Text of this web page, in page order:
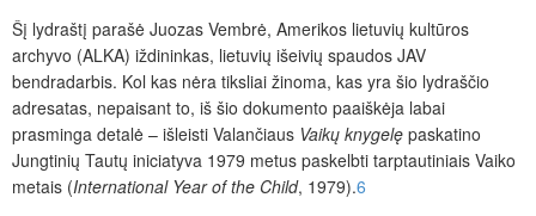
Šį lydraštį parašė Juozas Vembrė, Amerikos lietuvių kultūros
archyvo (ALKA) iždininkas, lietuvių išeivių spaudos JAV
bendradarbis. Kol kas nėra tiksliai žinoma, kas yra šio lydraščio
adresatas, nepaisant to, iš šio dokumento paaiškėja labai
prasminga detalė – išleisti Valančiaus Vaikų knygelę paskatino
Jungtinių Tautų iniciatyva 1979 metus paskelbti tarptautiniais Vaiko
metais (International Year of the Child, 1979).6